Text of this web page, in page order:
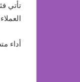
أداء